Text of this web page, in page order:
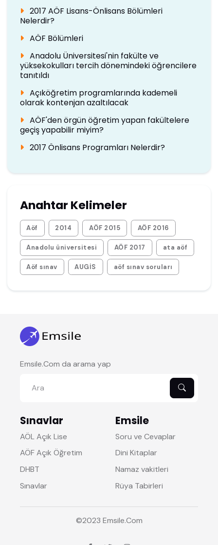
2017 AÖF Lisans-Önlisans Bölümleri
Nelerdir?
AÖF Bölümleri
Anadolu Üniversitesi'nin fakülte ve
yüksekokulları tercih dönemindeki öğrencilere
tanıtıldı
Açıköğretim programlarında kademeli
olarak kontenjan azaltılacak
AÖF'den örgün öğretim yapan fakültelere
geçiş yapabilir miyim?
2017 Önlisans Programları Nelerdir?
Anahtar Kelimeler
Aöf 2014 AÖF 2015 AÖF 2016
Anadolu üniversitesi AÖF 2017 ata aöf
Aöf sınav AUGİS aöf sınav soruları
Emsile.Com da arama yap
Sınavlar
AÖL Açık Lise
AÖF Açık Öğretim
DHBT
Sınavlar
Emsile
Soru ve Cevaplar
Dini Kitaplar
Namaz vakitleri
Rüya Tabirleri
©2023 Emsile.Com